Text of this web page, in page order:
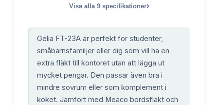
Visa alla 9specifikationer›
Gelia FT-23A är perfekt för studenter,
småbarnsfamiljer eller dig som vill ha en
extra fläkt till kontoret utan att lägga ut
mycket pengar. Den passar även bra i
mindre sovrum eller som komplement i
köket. Jämfört med Meaco bordsfläkt och